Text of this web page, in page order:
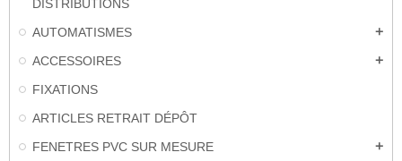
DISTRIBUTIONS
AUTOMATISMES
add
ACCESSOIRES add
FIXATIONS
ARTICLES RETRAIT DÉPÔT
FENETRES PVC SUR MESURE
add